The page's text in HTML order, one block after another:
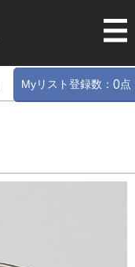
Myリスト登録数： 0点